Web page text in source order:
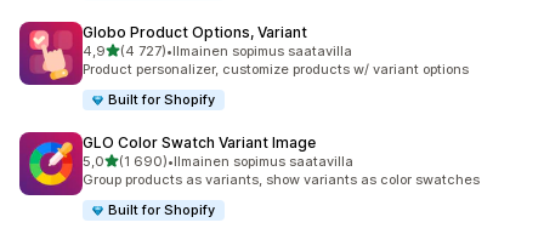
Globo Product Options, Variant
4,9/ 5 tähteä
(4 727)
4727 arvostelua yhteensä
•Ilmainen sopimus saatavilla
Product personalizer, customize products w/ variant options
Built for Shopify
GLO Color Swatch Variant Image
5,0/ 5 tähteä
(1 690)
1690 arvostelua yhteensä
•Ilmainen sopimus saatavilla
Group products as variants, show variants as color swatches
Built for Shopify